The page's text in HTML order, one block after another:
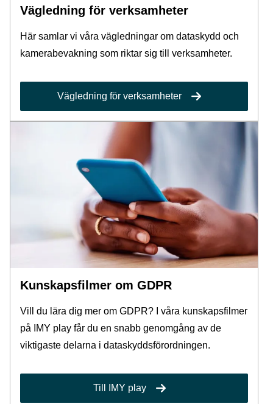
Vägledning för verksamheter
Här samlar vi våra vägledningar om dataskydd och
kamerabevakning som riktar sig till verksamheter.
Vägledning för verksamheter
Kunskapsfilmer om GDPR
Vill du lära dig mer om GDPR? I våra kunskapsfilmer
på IMY play får du en snabb genomgång av de
viktigaste delarna i dataskyddsförordningen.
Till IMY play